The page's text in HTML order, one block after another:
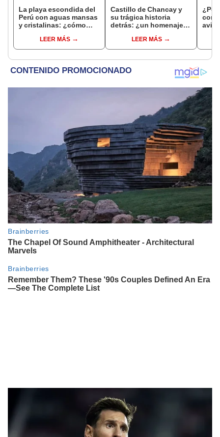
La playa escondida del
Perú con aguas mansas
y cristalinas: ¿cómo
oculto?LEER MÁS
Castillo de Chancay y
su trágica historia
detrás: ¿un homenaje
fallecido?LEER MÁS
¿Por